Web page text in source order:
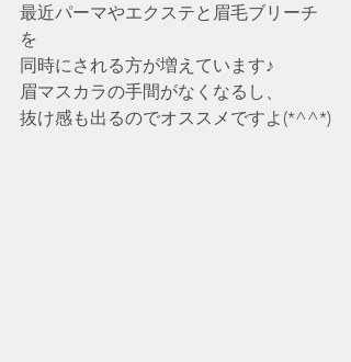
最近パーマやエクステと眉毛ブリーチ
を
同時にされる方が増えています♪
眉マスカラの手間がなくなるし、
抜け感も出るのでオススメですよ(*^^*)